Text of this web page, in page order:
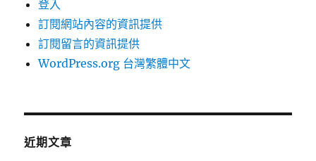
登入
訂閱網站內容的資訊提供
訂閱留言的資訊提供
WordPress.org 台灣繁體中文
近期文章